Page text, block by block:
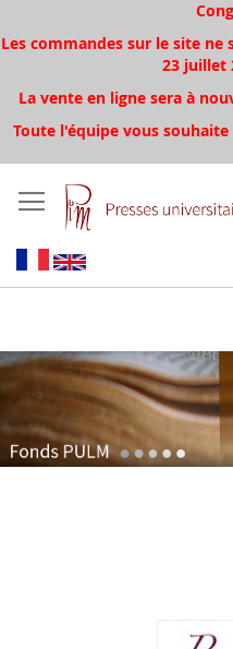
Les commandes sur le site
23 juillet
La vente en ligne sera à
Toute l'équipe vous